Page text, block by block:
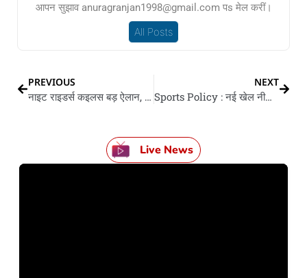
आपन सुझाव anuragranjan1998@gmail.com पs मेल करीं।
All Posts
PREVIOUS
नाइट राइडर्स कइलस बड़ ऐलान, फ्रेंचाइजी एs दिग्गज के बनवले कोच
NEXT
Sports Policy : नई खेल नीति के केंद्रीय मंत्रिमंडल के मंजूरी, 2047 तक भारत के शीर्ष-5 खेल राष्ट्र बनावल लक्ष्य
Live News